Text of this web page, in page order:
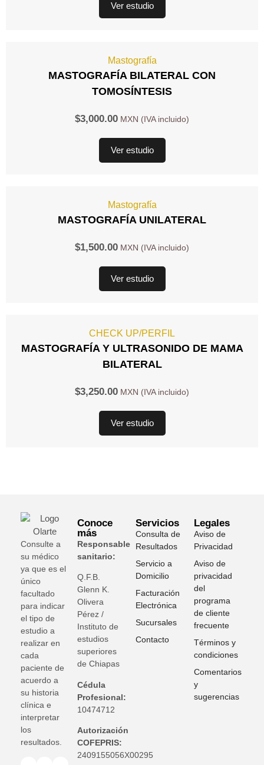
Ver estudio
Mastografía
MASTOGRAFÍA BILATERAL CON
TOMOSÍNTESIS
$3,000.00
Ver estudio
Mastografía
MASTOGRAFÍA UNILATERAL
$1,500.00
Ver estudio
CHECK UP/PERFIL
MASTOGRAFÍA Y ULTRASONIDO DE MAMA
BILATERAL
$3,250.00
Ver estudio
Consulte a
su médico
ya que es el
único
facultado
para indicar
el tipo de
estudio a
realizar en
cada
paciente de
acuerdo a
su historia
clínica e
interpretar
los
resultados.
Conoce
más
Responsable
sanitario:
Q.F.B.
Glenn K.
Olivera
Pérez /
Instituto de
estudios
superiores
de Chiapas
Cédula
Profesional:
10474712
Autorización
COFEPRIS:
2409155056X00295
Servicios
Consulta de
Resultados
Servicio a
Domicilio
Facturación
Electrónica
Sucursales
Contacto
Legales
Aviso de
Privacidad
Aviso de
privacidad
del
programa
de cliente
frecuente
Términos y
condiciones
Comentarios
y
sugerencias